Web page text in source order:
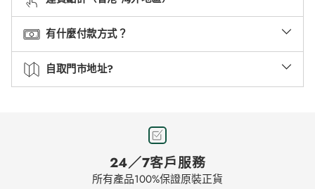
有什麼付款方式？
自取門市地址?
24／7客戶服務
所有產品100%保證原裝正貨